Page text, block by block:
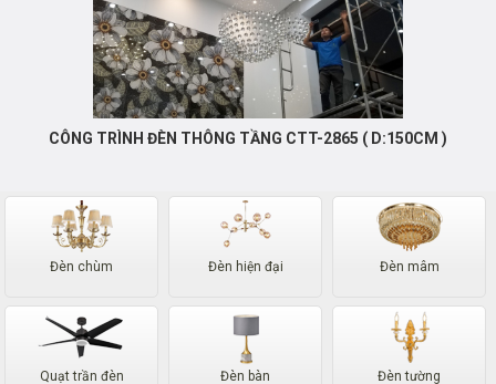
CÔNG TRÌNH ĐÈN THÔNG TẦNG CTT-2865 ( D:150CM )
Đèn chùm Đèn hiện đại Đèn mâm
Quạt trần đèn Đèn bàn Đèn tường